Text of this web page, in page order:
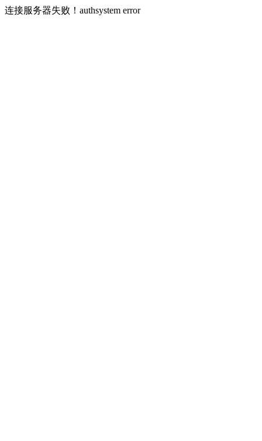
连接服务器失败！authsystem error